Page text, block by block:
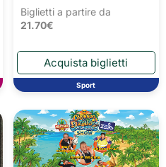
Biglietti a partire da
21.70€
Sport